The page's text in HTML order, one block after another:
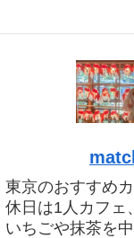
東京のおすすめ
休日は1人カフェ
いちごや抹茶を